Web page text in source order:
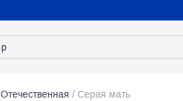
Отечественная / Серая мать